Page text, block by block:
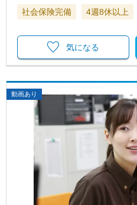
社会保険完備 4週8休以上
気になる
動画あり